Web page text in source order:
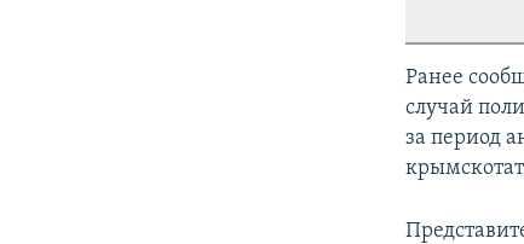
Ранее
случай
за период